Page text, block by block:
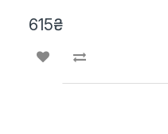
615₴